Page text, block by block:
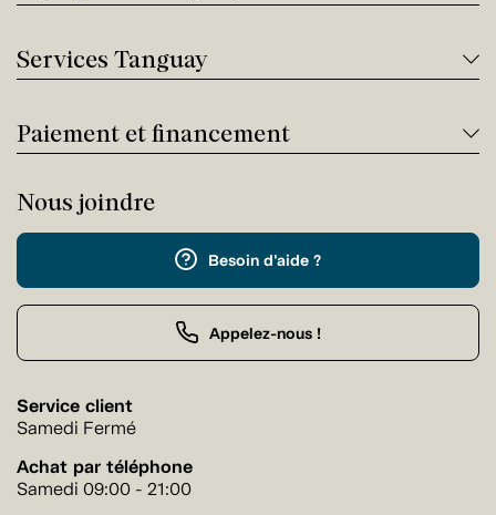
Services Tanguay
Paiement et financement
Nous joindre
Besoin d'aide ?
Appelez-nous !
Service client
Samedi Fermé
Achat par téléphone
Samedi 09:00 - 21:00